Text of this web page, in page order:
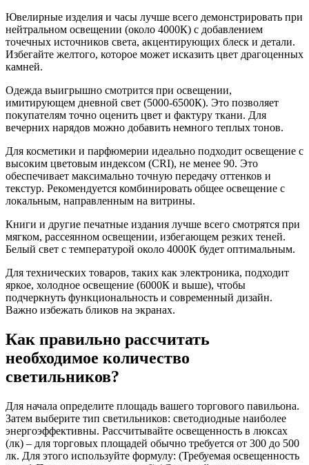
Ювелирные изделия и часы лучше всего демонстрировать при
нейтральном освещении (около 4000К) с добавлением
точечных источников света, акцентирующих блеск и детали.
Избегайте желтого, которое может исказить цвет драгоценных
камней.
Одежда выигрышно смотрится при освещении,
имитирующем дневной свет (5000-6500К). Это позволяет
покупателям точно оценить цвет и фактуру ткани. Для
вечерних нарядов можно добавить немного теплых тонов.
Для косметики и парфюмерии идеально подходит освещение с
высоким цветовым индексом (CRI), не менее 90. Это
обеспечивает максимально точную передачу оттенков и
текстур. Рекомендуется комбинировать общее освещение с
локальным, направленным на витрины.
Книги и другие печатные издания лучше всего смотрятся при
мягком, рассеянном освещении, избегающем резких теней.
Белый свет с температурой около 4000К будет оптимальным.
Для технических товаров, таких как электроника, подходит
яркое, холодное освещение (6000К и выше), чтобы
подчеркнуть функциональность и современный дизайн.
Важно избежать бликов на экранах.
Как правильно рассчитать
необходимое количество
светильников?
Для начала определите площадь вашего торгового павильона.
Затем выберите тип светильников: светодиодные наиболее
энергоэффективны. Рассчитывайте освещенность в люксах
(лк) – для торговых площадей обычно требуется от 300 до 500
лк. Для этого используйте формулу: (Требуемая освещенность